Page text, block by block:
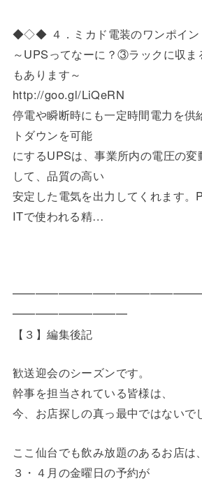
◆◇◆ ４．ミカド電装のワンポイ
～UPSってなーに？③ラックに収ま
もあります～
http://goo.gl/LiQeRN
停電や瞬断時にも一定時間電力を供
トダウンを可能
にするUPSは、事業所内の電圧の
して、品質の高い
安定した電気を出力してくれます。
ITで使われる精…
━━━━━━━━━━
【３】編集後記
歓送迎会のシーズンです。
幹事を担当されている皆様は、
今、お店探しの真っ最中ではないで
ここ仙台でも飲み放題のあるお店は、
３・４月の金曜日の予約が